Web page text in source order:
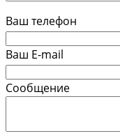
Ваш телефон
Ваш E-mail
Сообщение